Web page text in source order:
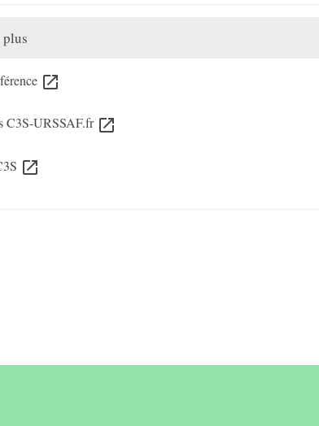
plus
open_in_new
C3S-URSSAF.fr open_in_new
open_in_new